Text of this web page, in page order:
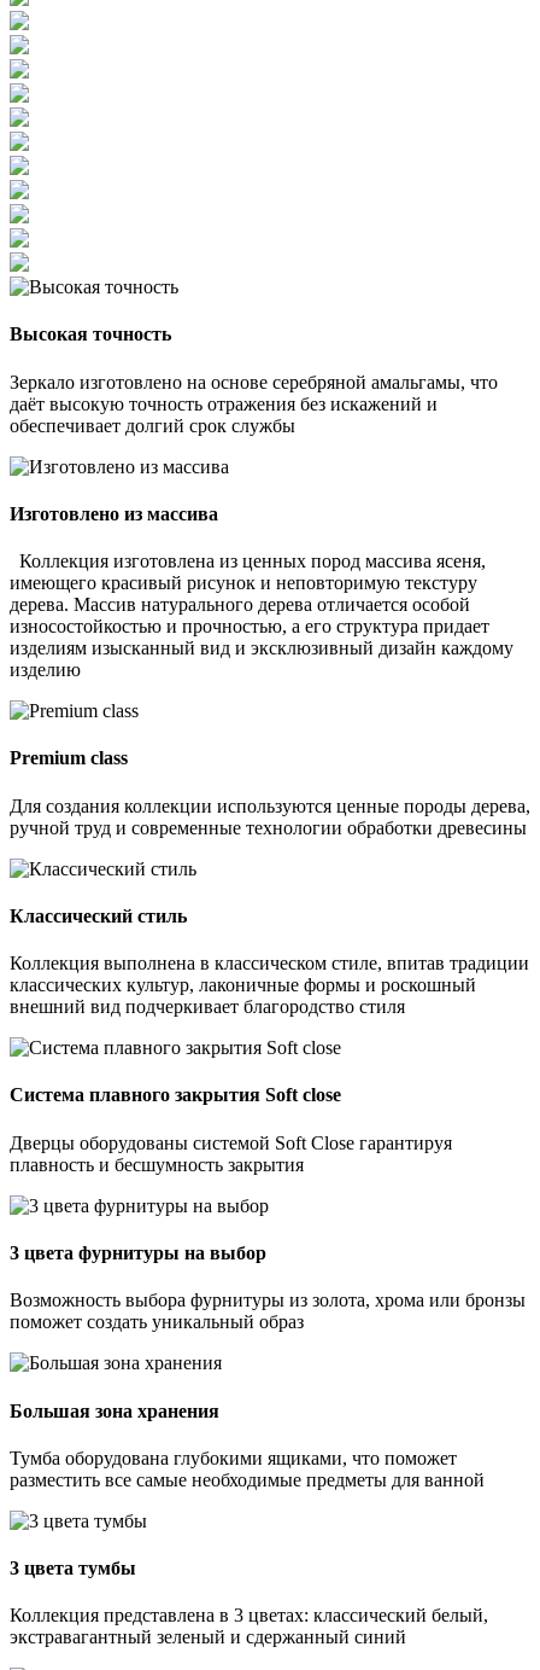
Высокая точность
Зеркало изготовлено на основе серебряной амальгамы, что
даёт высокую точность отражения без искажений и
обеспечивает долгий срок службы
Изготовлено из массива
Коллекция изготовлена из ценных пород массива ясеня,
имеющего красивый рисунок и неповторимую текстуру
дерева. Массив натурального дерева отличается особой
износостойкостью и прочностью, а его структура придает
изделиям изысканный вид и эксклюзивный дизайн каждому
изделию
Premium class
Для создания коллекции используются ценные породы дерева,
ручной труд и современные технологии обработки древесины
Классический стиль
Коллекция выполнена в классическом стиле, впитав традиции
классических культур, лаконичные формы и роскошный
внешний вид подчеркивает благородство стиля
Система плавного закрытия Soft close
Дверцы оборудованы системой Soft Close гарантируя
плавность и бесшумность закрытия
3 цвета фурнитуры на выбор
Возможность выбора фурнитуры из золота, хрома или бронзы
поможет создать уникальный образ
Большая зона хранения
Тумба оборудована глубокими ящиками, что поможет
разместить все самые необходимые предметы для ванной
3 цвета тумбы
Коллекция представлена в 3 цветах: классический белый,
экстравагантный зеленый и сдержанный синий